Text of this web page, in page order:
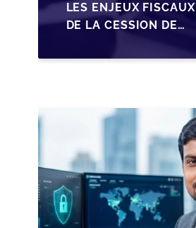
LES ENJEUX FISCAUX
DE LA CESSION DE
LES DIRIGEANTS DE